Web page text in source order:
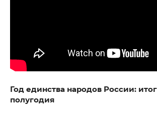
Год единства народов России:
полугодия